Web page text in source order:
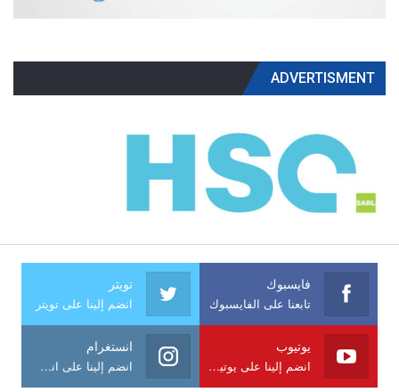
ADVERTISMENT
فايسبوك
تابعنا على الفايسبوك
تويتر
انضم إلينا على تويتر
يوتيوب
انضم إلينا على يوتيوب
انستغرام
انضم إلينا على انستغرام